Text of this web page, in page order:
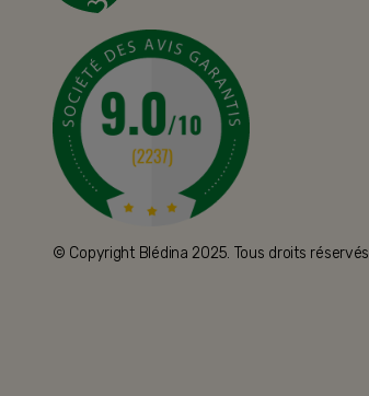
© Copyright Blédina 2025. Tous droits réservés